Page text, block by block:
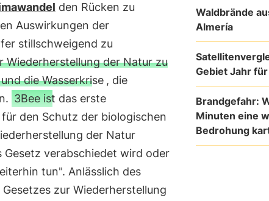
den Rücken zu
Auswirkungen der
stillschweigend zu
Wiederherstellung der Natur zu
die Wasserkrise , die
3Bee ist das erste
den Schutz der biologischen
der Natur
Gesetz verabschiedet wird oder
tun". Anlässlich des
zur Wiederherstellung
Waldbrände
Almería
Gebiet Jahr
Brandgefahr:
Minuten eine
Bedrohung